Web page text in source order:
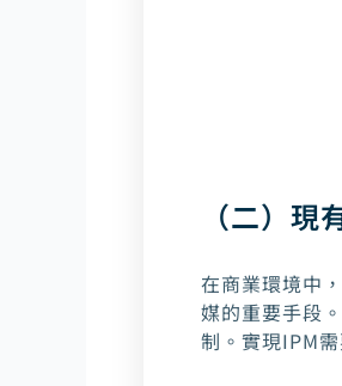
（二）
在商業環境中
媒的重要手段
制。實現IPM